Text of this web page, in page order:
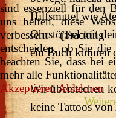
Hilfsmittel wie
Ohrstöpsel mit
ein Buch können
Wir überstechen
keine Tattoos
sind essenziell für den
uns helfen, diese
verbessern
entscheiden, ob Sie
beachten Sie, dass bei
mehr alle
AkzeptierenAblehnen